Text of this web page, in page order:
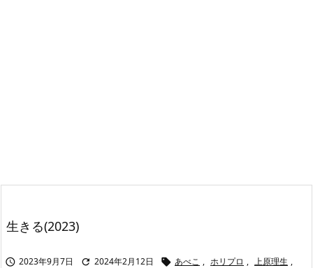
生きる(2023)
 2023年9月7日  2024年2月12日  あべこ , ホリプロ , 上原理生 ,